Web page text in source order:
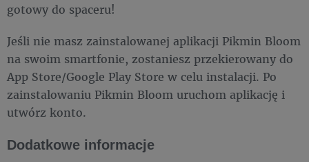
gotowy do spaceru!
Jeśli nie masz zainstalowanej aplikacji Pikmin Bloom
na swoim smartfonie, zostaniesz przekierowany do
App Store/Google Play Store w celu instalacji. Po
zainstalowaniu Pikmin Bloom uruchom aplikację i
utwórz konto.
Dodatkowe informacje